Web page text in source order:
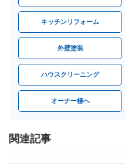
キッチンリフォーム
外壁塗装
ハウスクリーニング
オーナー様へ
関連記事